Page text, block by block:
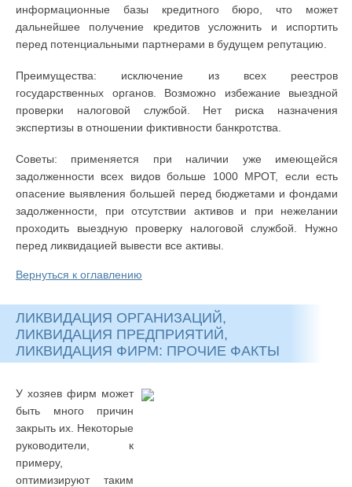
информационные базы кредитного бюро, что может
дальнейшее получение кредитов усложнить и испортить
перед потенциальными партнерами в будущем репутацию.
Преимущества: исключение из всех реестров
государственных органов. Возможно избежание выездной
проверки налоговой службой. Нет риска назначения
экспертизы в отношении фиктивности банкротства.
Советы: применяется при наличии уже имеющейся
задолженности всех видов больше 1000 МРОТ, если есть
опасение выявления большей перед бюджетами и фондами
задолженности, при отсутствии активов и при нежелании
проходить выездную проверку налоговой службой. Нужно
перед ликвидацией вывести все активы.
Вернуться к оглавлению
ЛИКВИДАЦИЯ ОРГАНИЗАЦИЙ,
ЛИКВИДАЦИЯ ПРЕДПРИЯТИЙ,
ЛИКВИДАЦИЯ ФИРМ: ПРОЧИЕ ФАКТЫ
У хозяев фирм может
быть много причин
закрыть их. Некоторые
руководители, к
примеру,
оптимизируют таким